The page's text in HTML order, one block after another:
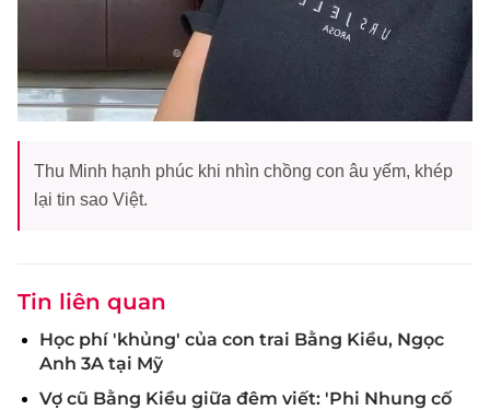
Thu Minh hạnh phúc khi nhìn chồng con âu yếm, khép
lại tin sao Việt.
Tin liên quan
Học phí 'khủng' của con trai Bằng Kiều, Ngọc
Anh 3A tại Mỹ
Vợ cũ Bằng Kiều giữa đêm viết: 'Phi Nhung cố